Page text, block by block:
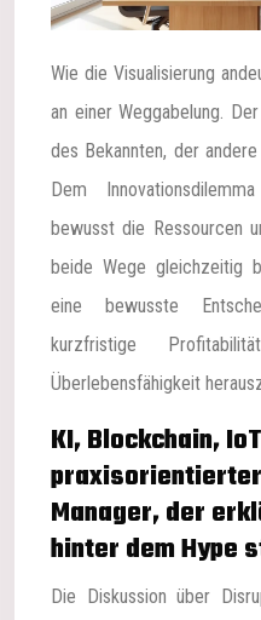
Wie die Visualisierung
an einer Weggabelung.
des Bekannten, der
Dem
bewusst die Ressourcen
beide Wege gleichzeitig
eine bewusste
kurzfristige
Überlebensfähigkeit
KI, Blockchain,
Manager, der
hinter dem Hype
Die Diskussion über